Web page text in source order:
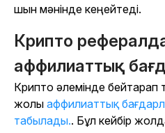
шын мәнінде кеңейтеді.
Крипто
аффилиаттық
Крипто әлемінде бейтарап
жолы аффилиаттық
табылады.. Бұл кейбір